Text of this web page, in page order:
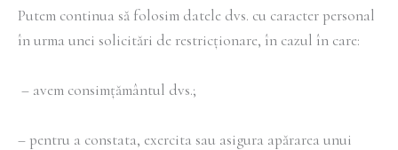
Putem continua să folosim datele dvs. cu caracter personal
în urma unei solicitări de restricționare, în cazul în care:
– avem consimțământul dvs.;
– pentru a constata, exercita sau asigura apărarea unui